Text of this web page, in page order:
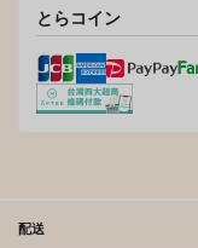
とらコイン
配送